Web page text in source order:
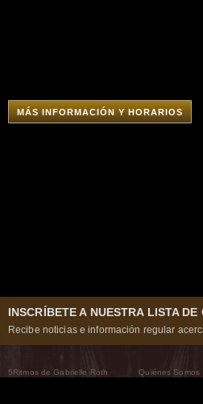
MÁS INFORMACIÓN Y HORARIOS
INSCRÍBETE A NUESTRA LISTA DE
Recibe noticias e información regular
5Ritmos de Gabrielle Roth
Quiénes Somos